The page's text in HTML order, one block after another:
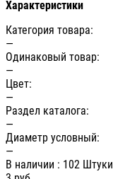
Характеристики
Категория товара:
—
Одинаковый товар:
—
Цвет:
—
Раздел каталога:
—
Диаметр условный:
—
В наличии : 102 Штуки